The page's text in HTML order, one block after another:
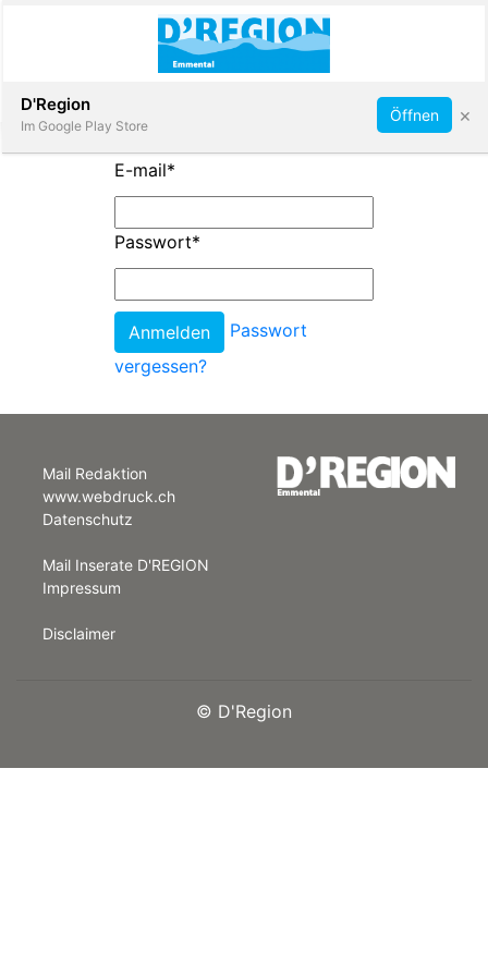
App
Abonnieren
E-mail*
Passwort*
Passwort
vergessen?
Mail Redaktion
www.webdruck.ch
Datenschutz
Mail Inserate D'REGION
Impressum
Disclaimer
© D'Region
D'Region
Im Google Play Store
Öffnen ×